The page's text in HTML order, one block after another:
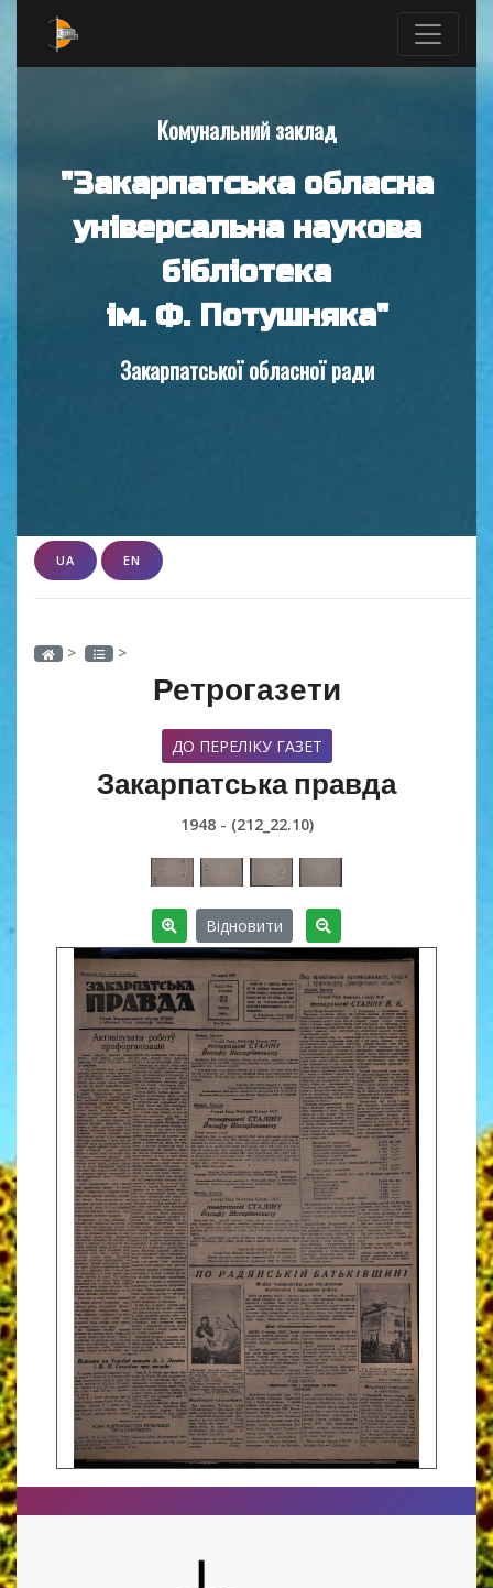
Комунальний заклад
"Закарпатська обласна
універсальна наукова
бібліотека
ім. Ф. Потушняка"
Закарпатської обласної ради
UA EN
> >
Ретрогазети
ДО ПЕРЕЛІКУ ГАЗЕТ
Закарпатська правда
1948 - (212_22.10)
Відновити